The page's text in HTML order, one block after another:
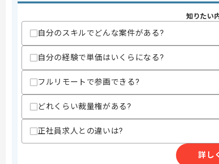
スキル
・PMの経験
・Laravelを用いた開発経験
・要件定義経験
・テックリード経験
スキルに不安がある方へ
知りたい
自分のスキルでどんな案件がある?
自分の経験で単価はいくらになる?
フルリモートで参画できる?
どれくらい裁量権がある?
正社員求人との違いは?
詳し